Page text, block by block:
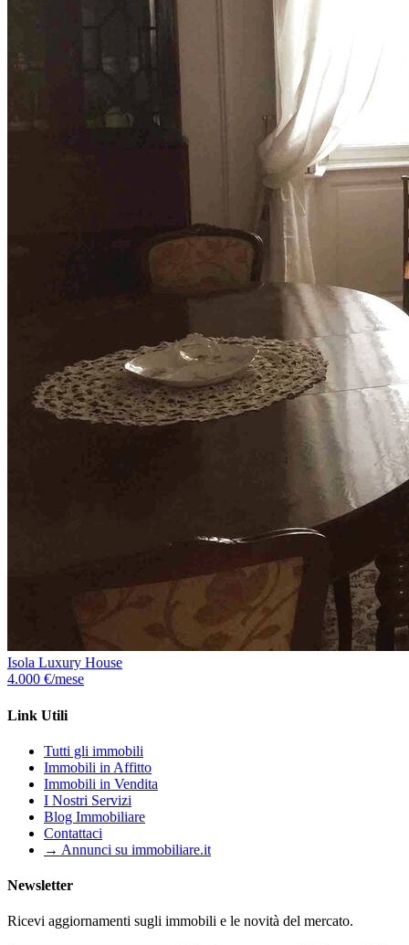
Isola Luxury House
4.000 €/mese
Link Utili
Tutti gli immobili
Immobili in Affitto
Immobili in Vendita
I Nostri Servizi
Blog Immobiliare
Contattaci
→ Annunci su immobiliare.it
Newsletter
Ricevi aggiornamenti sugli immobili e le novità del mercato.